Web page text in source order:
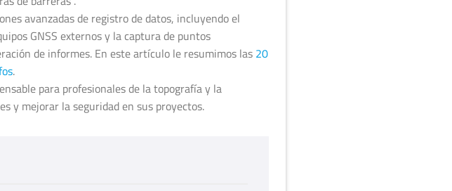
avanzadas de registro de datos, incluyendo el
GNSS externos y la captura de puntos
de informes. En este artículo le resumimos las 20
.
para profesionales de la topografía y la
y mejorar la seguridad en sus proyectos.